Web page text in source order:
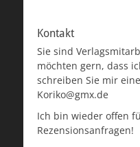
Kontakt
Sie sind
möchten gern, dass
schreiben Sie mir
Koriko@gmx.de
Ich bin wieder offen
Rezensionsanfragen!